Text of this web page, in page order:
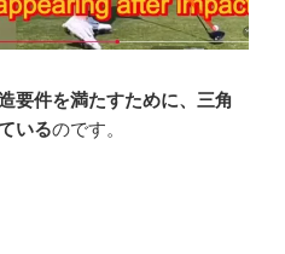
要件を満たすために、三角
いるのです。